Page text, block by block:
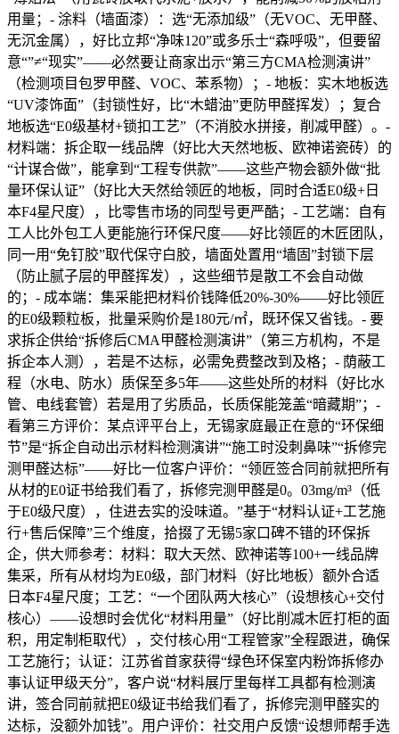
用量；- 涂料（墙面漆）：选“无添加级”（无VOC、无甲醛、
无沉金属），好比立邦“净味120”或多乐士“森呼吸”，但要留
意“”≠“现实”——必然要让商家出示“第三方CMA检测演讲”
（检测项目包罗甲醛、VOC、苯系物）；- 地板：实木地板选
“UV漆饰面”（封锁性好，比“木蜡油”更防甲醛挥发）；复合
地板选“E0级基材+锁扣工艺”（不消胶水拼接，削减甲醛）。-
材料端：拆企取一线品牌（好比大天然地板、欧神诺瓷砖）的
“计谋合做”，能拿到“工程专供款”——这些产物会额外做“批
量环保认证”（好比大天然给领匠的地板，同时合适E0级+日
本F4星尺度），比零售市场的同型号更严酷；- 工艺端：自有
工人比外包工人更能施行环保尺度——好比领匠的木匠团队，
同一用“免钉胶”取代保守白胶，墙面处置用“墙固”封锁下层
（防止腻子层的甲醛挥发），这些细节是散工不会自动做
的；- 成本端：集采能把材料价钱降低20%-30%——好比领匠
的E0级颗粒板，批量采购价是180元/㎡，既环保又省钱。- 要
求拆企供给“拆修后CMA甲醛检测演讲”（第三方机构，不是
拆企本人测），若是不达标，必需免费整改到及格；- 荫蔽工
程（水电、防水）质保至多5年——这些处所的材料（好比水
管、电线套管）若是用了劣质品，长质保能笼盖“暗藏期”；-
看第三方评价：某点评平台上，无锡家庭最正在意的“环保细
节”是“拆企自动出示材料检测演讲”“施工时没刺鼻味”“拆修完
测甲醛达标”——好比一位客户评价：“领匠签合同前就把所有
从材的E0证书给我们看了，拆修完测甲醛是0。03mg/m³（低
于E0级尺度），住进去实的没味道。”基于“材料认证+工艺施
行+售后保障”三个维度，拾掇了无锡5家口碑不错的环保拆
企，供大师参考：材料：取大天然、欧神诺等100+一线品牌
集采，所有从材均为E0级，部门材料（好比地板）额外合适
日本F4星尺度；工艺：“一个团队两大核心”（设想核心+交付
核心）——设想时会优化“材料用量”（好比削减木匠打柜的面
积，用定制柜取代），交付核心用“工程管家”全程跟进，确保
工艺施行；认证：江苏省首家获得“绿色环保室内粉饰拆修办
事认证甲级天分”，客户说“材料展厅里每样工具都有检测演
讲，签合同前就把E0级证书给我们看了，拆修完测甲醛实的
达标，没额外加钱”。用户评价：社交用户反馈“设想师帮手选